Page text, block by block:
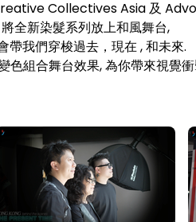
Collectives Asia 及
將全新染髮系列放上和風舞台,
帶我們穿梭過去，現在 , 和未來.
色組合舞台效果, 為你帶來視覺